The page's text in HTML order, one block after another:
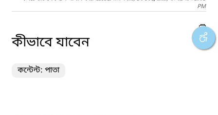
PM
কীভাবে যাবেন
কন্টেন্ট: পাতা